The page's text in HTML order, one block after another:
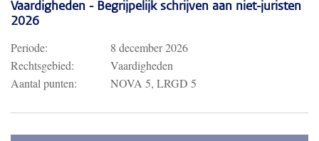
Vaardigheden - Begrijpelijk schrijven aan niet-juristen
2026
Periode:
8 december 2026
Rechtsgebied:
Vaardigheden
Aantal punten:
NOVA 5, LRGD 5